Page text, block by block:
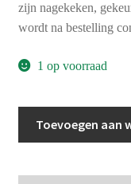
zijn nagekeken,
wordt na bestelling
1 op voorraad
International
13
Toevoegen aan